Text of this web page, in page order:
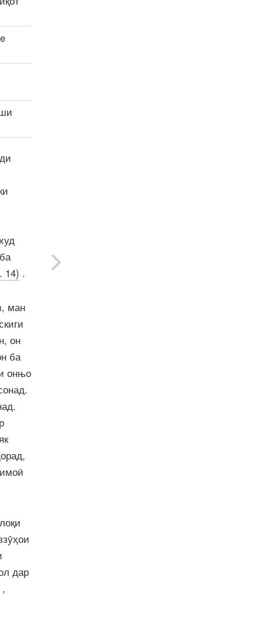
14) .
ман
он
ба
онњо
дар
,